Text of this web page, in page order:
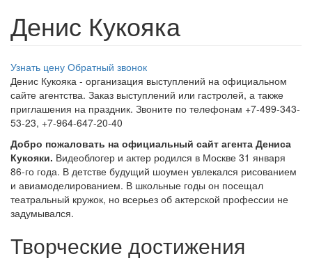
Денис Кукояка
Узнать цену Обратный звонок
Денис Кукояка - организация выступлений на официальном
сайте агентства. Заказ выступлений или гастролей, а также
приглашения на праздник. Звоните по телефонам +7-499-343-
53-23, +7-964-647-20-40
Добро пожаловать на официальный сайт агента Дениса
Кукояки. Видеоблогер и актер родился в Москве 31 января
86-го года. В детстве будущий шоумен увлекался рисованием
и авиамоделированием. В школьные годы он посещал
театральный кружок, но всерьез об актерской профессии не
задумывался.
Творческие достижения